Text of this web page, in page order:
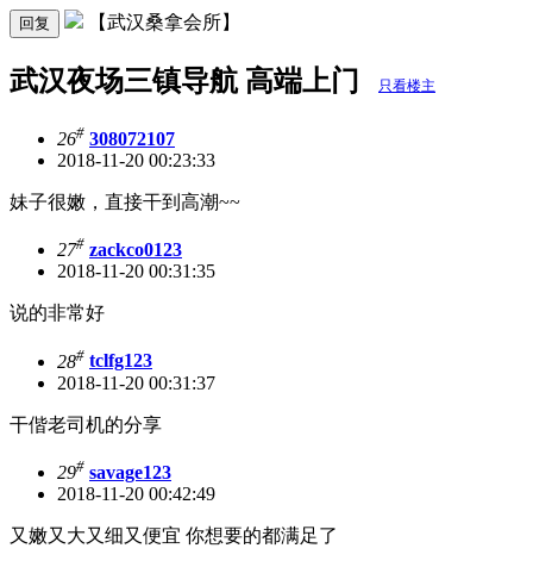
回复 【武汉桑拿会所】
武汉夜场三镇导航 高端上门 只看楼主
26# 308072107
2018-11-20 00:23:33
妹子很嫩，直接干到高潮~~
27# zackco0123
2018-11-20 00:31:35
说的非常好
28# tclfg123
2018-11-20 00:31:37
干偕老司机的分享
29# savage123
2018-11-20 00:42:49
又嫩又大又细又便宜 你想要的都满足了